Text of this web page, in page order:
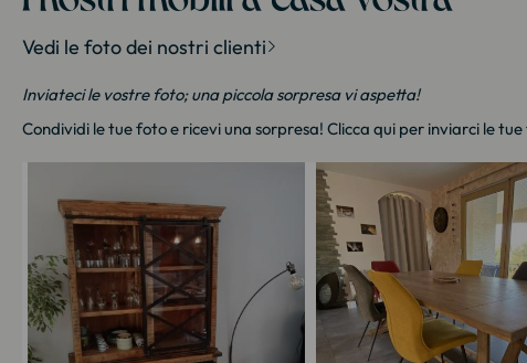
Vedi le foto dei nostri clienti
Inviateci le vostre foto; una piccola sorpresa vi aspetta!
Condividi le tue foto e ricevi una sorpresa! Clicca qui per inviarci le